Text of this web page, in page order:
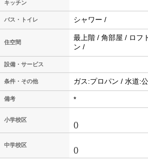
キッチン
バス・トイレ シャワー /
住空間
最上階 / 角部屋 / ロフ
ン /
設備・サービス
条件・その他 ガス:プロパン / 水道:
備考 *
小学校区
()
中学校区
()